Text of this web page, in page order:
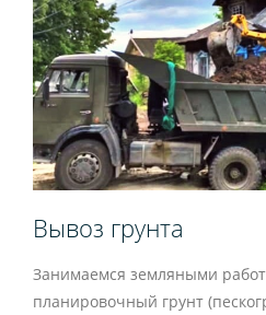
Вывоз грунта
Занимаемся земляными
планировочный грунт